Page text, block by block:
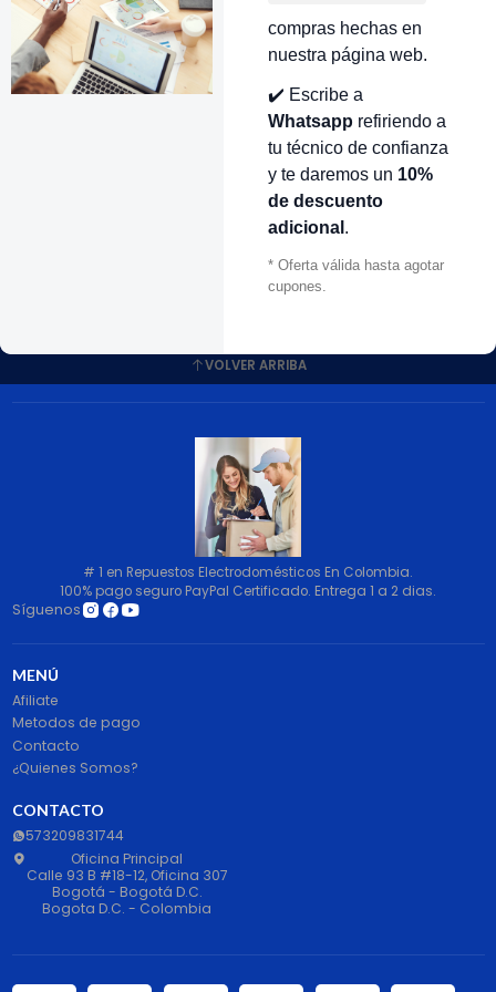
compras hechas en
nuestra página web.
✔️ Escribe a
Whatsapp refiriendo a
tu técnico de confianza
y te daremos un 10%
de descuento
adicional .
* Oferta válida hasta agotar
cupones.
|Whirlpool
VOLVER ARRIBA
# 1 en Repuestos Electrodomésticos En Colombia.
100% pago seguro PayPal Certificado. Entrega 1 a 2 dias.
Síguenos
MENÚ
Afiliate
Metodos de pago
Contacto
¿Quienes Somos?
CONTACTO
573209831744
Oficina Principal
Calle 93 B #18-12, Oficina 307
Bogotá - Bogotá D.C.
Bogota D.C. - Colombia